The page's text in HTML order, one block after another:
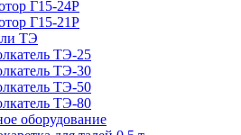
Г15-24Р
Г15-21Р
ТЭ
ТЭ-25
ТЭ-30
ТЭ-50
ТЭ-80
оборудование